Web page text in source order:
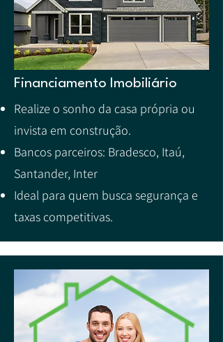
Financiamento Imobiliário
Realize o sonho da casa própria ou
invista em construção.
Bancos parceiros: Bradesco, Itaú,
Santander, Inter
Ideal para quem busca segurança e
taxas competitivas.